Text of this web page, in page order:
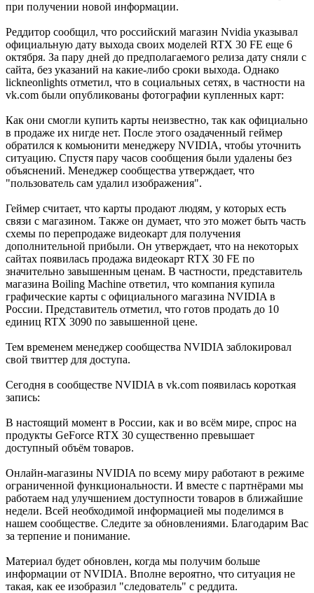
при получении новой информации.
Реддитор сообщил, что российский магазин Nvidia указывал
официальную дату выхода своих моделей RTX 30 FE еще 6
октября. За пару дней до предполагаемого релиза дату сняли с
сайта, без указаний на какие-либо сроки выхода. Однако
lickneonlights отметил, что в социальных сетях, в частности на
vk.com были опубликованы фотографии купленных карт:
Как они смогли купить карты неизвестно, так как официально
в продаже их нигде нет. После этого озадаченный геймер
обратился к комьюнити менеджеру NVIDIA, чтобы уточнить
ситуацию. Спустя пару часов сообщения были удалены без
объяснений. Менеджер сообщества утверждает, что
"пользователь сам удалил изображения".
Геймер считает, что карты продают людям, у которых есть
связи с магазином. Также он думает, что это может быть часть
схемы по перепродаже видеокарт для получения
дополнительной прибыли. Он утверждает, что на некоторых
сайтах появилась продажа видеокарт RTX 30 FE по
значительно завышенным ценам. В частности, представитель
магазина Boiling Machine ответил, что компания купила
графические карты с официального магазина NVIDIA в
России. Представитель отметил, что готов продать до 10
единиц RTX 3090 по завышенной цене.
Тем временем менеджер сообщества NVIDIA заблокировал
свой твиттер для доступа.
Сегодня в сообществе NVIDIA в vk.com появилась короткая
запись:
В настоящий момент в России, как и во всём мире, спрос на
продукты GeForce RTX 30 существенно превышает
доступный объём товаров.
Онлайн-магазины NVIDIA по всему миру работают в режиме
ограниченной функциональности. И вместе с партнёрами мы
работаем над улучшением доступности товаров в ближайшие
недели. Всей необходимой информацией мы поделимся в
нашем сообществе. Следите за обновлениями. Благодарим Вас
за терпение и понимание.
Материал будет обновлен, когда мы получим больше
информации от NVIDIA. Вполне вероятно, что ситуация не
такая, как ее изобразил "следователь" с реддита.